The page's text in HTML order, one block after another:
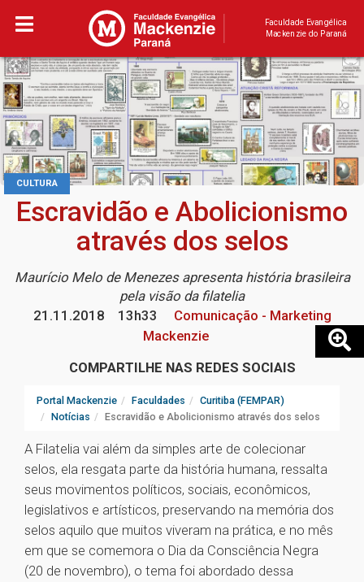
Faculdade Evangélica
Mackenzie do Paraná
CULTURA
Escravidão e Abolicionismo
através dos selos
Maurício Melo de Menezes apresenta história brasileira
pela visão da filatelia
21.11.2018
13h33
Comunicação - Marketing
Mackenzie
COMPARTILHE NAS REDES SOCIAIS
Portal Mackenzie Faculdades
Curitiba (FEMPAR)
Notícias
Escravidão e Abolicionismo através dos selos
A Filatelia vai além da simples arte de colecionar
selos, ela resgata parte da história humana, ressalta
seus movimentos políticos, sociais, econômicos,
legislativos e artísticos, preservando na memória dos
selos aquilo que muitos viveram na prática, e no mês
em que se comemora o Dia da Consciência Negra
(20 de novembro), o tema foi abordado dessa